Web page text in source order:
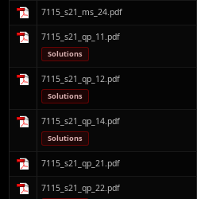
7115_s21_ms_24.pdf
7115_s21_qp_11.pdf
Solutions
7115_s21_qp_12.pdf
Solutions
7115_s21_qp_14.pdf
Solutions
7115_s21_qp_21.pdf
7115_s21_qp_22.pdf